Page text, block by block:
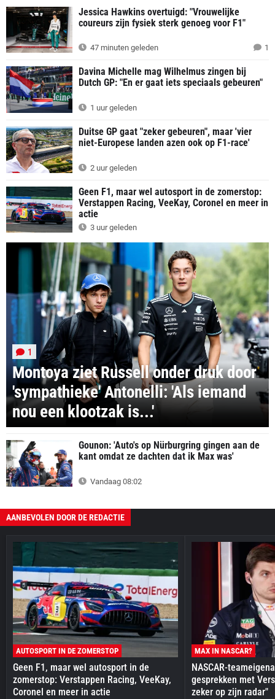
Jessica Hawkins overtuigd: "Vrouwelijke
coureurs zijn fysiek sterk genoeg voor F1"
47 minuten geleden 1
Davina Michelle mag Wilhelmus zingen bij
Dutch GP: "En er gaat iets speciaals gebeuren"
1 uur geleden
Duitse GP gaat "zeker gebeuren", maar 'vier
niet-Europese landen azen ook op F1-race'
2 uur geleden
Geen F1, maar wel autosport in de zomerstop:
Verstappen Racing, VeeKay, Coronel en meer in
actie
3 uur geleden
Montoya ziet Russell onder druk door
'sympathieke' Antonelli: 'Als iemand
nou een klootzak is...'
1
Gounon: 'Auto's op Nürburgring gingen aan de
kant omdat ze dachten dat ik Max was'
Vandaag 08:02
AANBEVOLEN DOOR DE REDACTIE
AUTOSPORT IN DE ZOMERSTOP
Geen F1, maar wel autosport in de
zomerstop: Verstappen Racing, VeeKay,
Coronel en meer in actie
MAX IN NASCAR?
NASCAR-
gesprekken met
zeker op zijn radar"